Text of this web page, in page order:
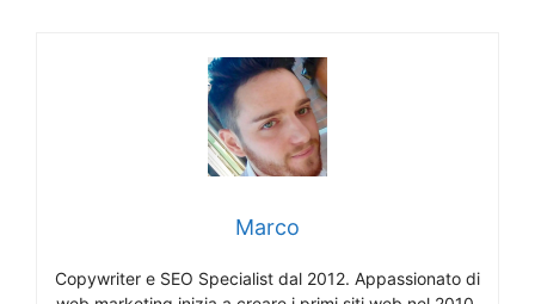
Marco
Copywriter e SEO Specialist dal 2012. Appassionato di